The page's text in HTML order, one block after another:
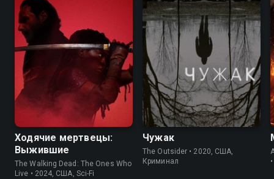
7.5 7.7
Ходячие мертвецы:
Выжившие
The Walking Dead: The Ones Who
Live • 2024, США, Sci-Fi
7.2 7.6
Чужак
The Outsider • 2020, США,
Криминал